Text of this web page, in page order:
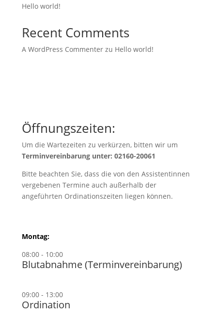
Hello world!
Recent Comments
A WordPress Commenterzu Hello world!
Öffnungszeiten:
Um die Wartezeiten zu verkürzen, bitten wir um
Terminvereinbarung unter: 02160-20061
Bitte beachten Sie, dass die von den Assistentinnen
vergebenen Termine auch außerhalb der
angeführten Ordinationszeiten liegen können.
Montag:
08:00 - 10:00
Blutabnahme (Terminvereinbarung)
09:00 - 13:00
Ordination